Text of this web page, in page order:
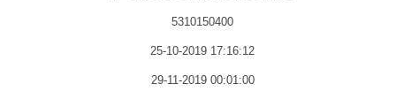
5310150400
25-10-2019 17:16:12
29-11-2019 00:01:00